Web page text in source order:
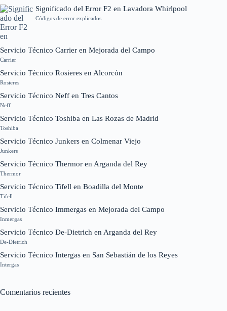
Significado del Error F2 en Lavadora Whirlpool
Códigos de error explicados
Servicio Técnico Carrier en Mejorada del Campo
Carrier
Servicio Técnico Rosieres en Alcorcón
Rosieres
Servicio Técnico Neff en Tres Cantos
Neff
Servicio Técnico Toshiba en Las Rozas de Madrid
Toshiba
Servicio Técnico Junkers en Colmenar Viejo
Junkers
Servicio Técnico Thermor en Arganda del Rey
Thermor
Servicio Técnico Tifell en Boadilla del Monte
Tifell
Servicio Técnico Immergas en Mejorada del Campo
Inmergas
Servicio Técnico De-Dietrich en Arganda del Rey
De-Dietrich
Servicio Técnico Intergas en San Sebastián de los Reyes
Intergas
Comentarios recientes